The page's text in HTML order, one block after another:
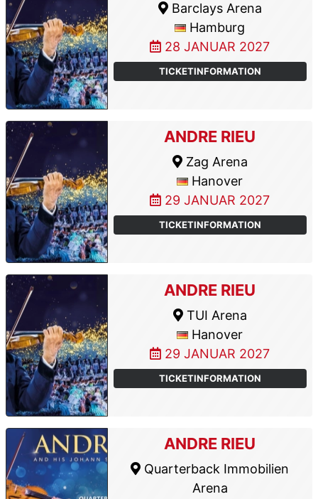
Barclays Arena
Hamburg
28 JANUAR 2027
TICKETINFORMATION
ANDRE RIEU
Zag Arena
Hanover
29 JANUAR 2027
TICKETINFORMATION
ANDRE RIEU
TUI Arena
Hanover
29 JANUAR 2027
TICKETINFORMATION
ANDRE RIEU
Quarterback Immobilien
Arena